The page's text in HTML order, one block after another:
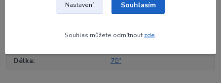
Délka 70"
Nastavení Souhlasím
Souhlas můžete odmítnout zde.